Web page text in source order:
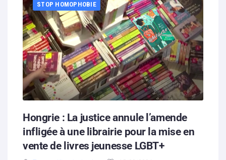
STOP HOMOPHOBIE
Hongrie : La justice annule l’amende
infligée à une librairie pour la mise en
vente de livres jeunesse LGBT+